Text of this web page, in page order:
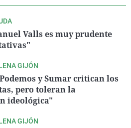
Valls es muy prudente
GIJÓN
y Sumar critican los
pero toleran la
ideológica"
GIJÓN